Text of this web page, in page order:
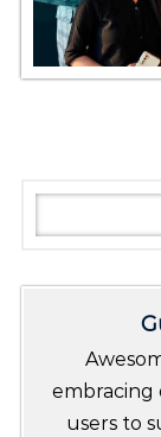
embracing
users to